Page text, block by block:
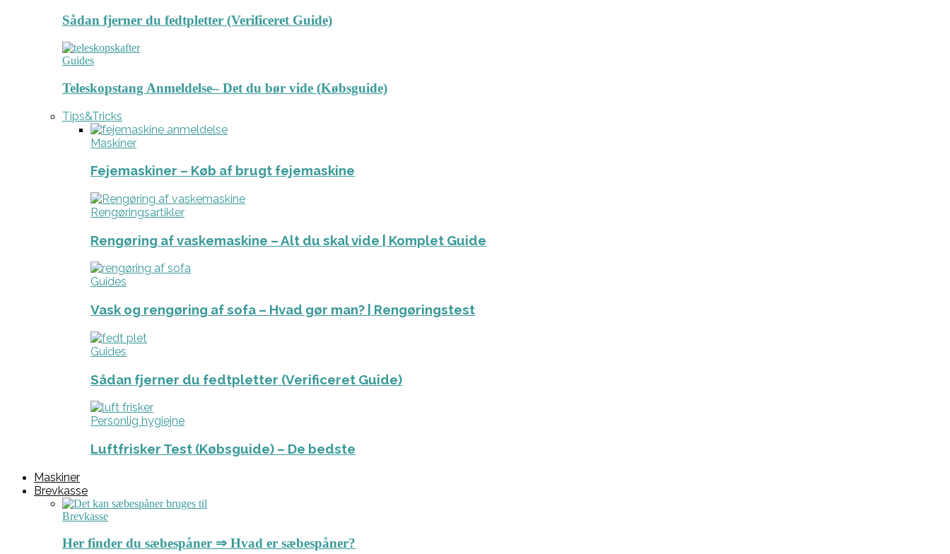
Sådan fjerner du fedtpletter (Verificeret Guide)
Guides
Teleskopstang Anmeldelse– Det du bør vide (Købsguide)
Tips&Tricks
Maskiner
Fejemaskiner – Køb af brugt fejemaskine
Rengøringsartikler
Rengøring af vaskemaskine – Alt du skal vide | Komplet Guide
Guides
Vask og rengøring af sofa – Hvad gør man? | Rengøringstest
Guides
Sådan fjerner du fedtpletter (Verificeret Guide)
Personlig hygiejne
Luftfrisker Test (Købsguide) – De bedste
Maskiner
Brevkasse
Brevkasse
Her finder du sæbespåner ⇒ Hvad er sæbespåner?